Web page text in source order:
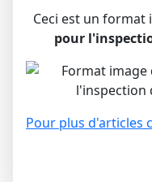
Ceci est un format
pour
Pour plus d'articles